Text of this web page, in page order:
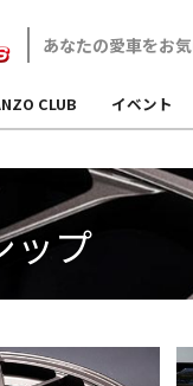
CLUB イベント
ップ